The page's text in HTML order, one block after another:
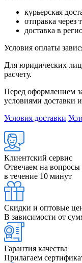
курьерская
отправка через
доставка в
Условия оплаты
Для юридических
расчету.
Перед оформлением
условиями доставки
Условия доставки
Клиентский сервис
Отвечаем на вопросы
в течение 10 минут
Скидки и оптовые
В зависимости от
Гарантия качества
Прилагаем